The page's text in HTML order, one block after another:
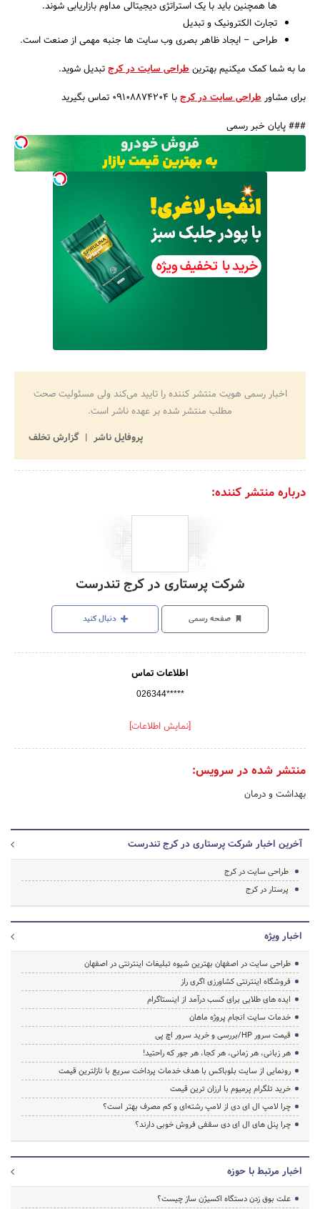
ها همچنین باید با یک استراتژی دیجیتالی مداوم بازاریابی شوند.
تجارت الکترونیک و تبدیل
طراحی – ایجاد ظاهر بصری وب سایت ها جنبه مهمی از صنعت است.
ما به شما کمک میکنیم بهترینطراحی سایت در کرجتبدیل شوید.
برای مشاورطراحی سایت در کرجبا 09108874204 تماس بگیرید
### پایان خبر رسمی
اخبار رسمی هویت منتشر کننده را تایید می‌کند ولی مسئولیت صحت
مطلب منتشر شده بر عهده ناشر است.
پروفایل ناشر
گزارش تخلف
درباره منتشر کننده:
شرکت پرستاری در کرج تندرست
صفحه رسمی دنبال کنید
اطلاعات تماس
026344*****
[نمایش اطلاعات]
منتشر شده در سرویس:
بهداشت و درمان
آخرین اخبار شرکت پرستاری در کرج تندرست
طراحی سایت در کرج
پرستار در کرج
اخبار ویژه
طراحی سایت در اصفهان بهترین شیوه تبلیغات اینترنتی در اصفهان
فروشگاه اینترنتی کشاورزی اگری راز
ایده های طلایی برای کسب درآمد از اینستاگرام
خدمات سایت انجام پروژه ماهان
قیمت سرور HP/بررسی و خرید سرور اچ پی
هر زبانی، هر زمانی، هر کجا، هر جور که راحتید!
رونمایی از سایت بلوباکس با هدف خدمات پرداخت سریع با نازلترین قیمت
خرید تلگرام پرمیوم با ارزان ترین قیمت
چرا لامپ ال ای دی از لامپ رشته‌ای و کم مصرف بهتر است؟
چرا پنل های ال ای دی سقفی فروش خوبی دارند؟
اخبار مرتبط با حوزه
علت بوق زدن دستگاه اکسیژن ساز چیست؟